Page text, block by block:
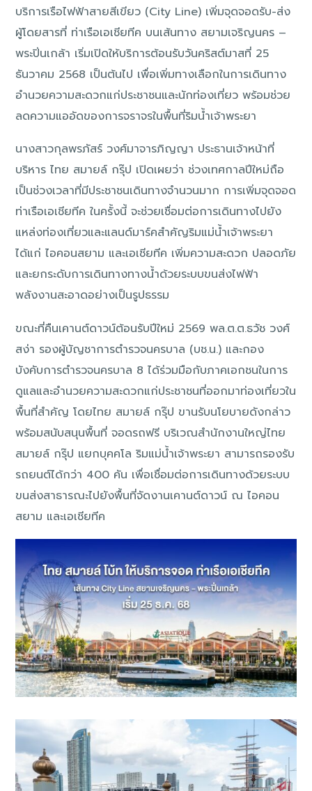
บริการเรือไฟฟ้าสายสีเขียว (City Line) เพิ่มจุดจอดรับ-ส่ง
ผู้โดยสารที่ ท่าเรือเอเชียทีค บนเส้นทาง สยามเจริญนคร –
พระปิ่นเกล้า เริ่มเปิดให้บริการต้อนรับวันคริสต์มาสที่ 25
ธันวาคม 2568 เป็นต้นไป เพื่อเพิ่มทางเลือกในการเดินทาง
อำนวยความสะดวกแก่ประชาชนและนักท่องเที่ยว พร้อมช่วย
ลดความแออัดของการจราจรในพื้นที่ริมน้ำเจ้าพระยา
นางสาวกุลพรภัสร์ วงศ์มาจารภิญญา ประธานเจ้าหน้าที่
บริหาร ไทย สมายล์ กรุ๊ป เปิดเผยว่า ช่วงเทศกาลปีใหม่ถือ
เป็นช่วงเวลาที่มีประชาชนเดินทางจำนวนมาก การเพิ่มจุดจอด
ท่าเรือเอเชียทีค ในครั้งนี้ จะช่วยเชื่อมต่อการเดินทางไปยัง
แหล่งท่องเที่ยวและแลนด์มาร์คสำคัญริมแม่น้ำเจ้าพระยา
ได้แก่ ไอคอนสยาม และเอเชียทีค เพิ่มความสะดวก ปลอดภัย
และยกระดับการเดินทางทางน้ำด้วยระบบขนส่งไฟฟ้า
พลังงานสะอาดอย่างเป็นรูปธรรม
ขณะที่คืนเคานต์ดาวน์ต้อนรับปีใหม่ 2569 พล.ต.ต.ธวัช วงศ์
สง่า รองผู้บัญชาการตำรวจนครบาล (บช.น.) และกอง
บังคับการตำรวจนครบาล 8 ได้ร่วมมือกับภาคเอกชนในการ
ดูแลและอำนวยความสะดวกแก่ประชาชนที่ออกมาท่องเที่ยวใน
พื้นที่สำคัญ โดยไทย สมายล์ กรุ๊ป ขานรับนโยบายดังกล่าว
พร้อมสนับสนุนพื้นที่ จอดรถฟรี บริเวณสำนักงานใหญ่ไทย
สมายล์ กรุ๊ป แยกบุคคโล ริมแม่น้ำเจ้าพระยา สามารถรองรับ
รถยนต์ได้กว่า 400 คัน เพื่อเชื่อมต่อการเดินทางด้วยระบบ
ขนส่งสาธารณะไปยังพื้นที่จัดงานเคานต์ดาวน์ ณ ไอคอน
สยาม และเอเชียทีค